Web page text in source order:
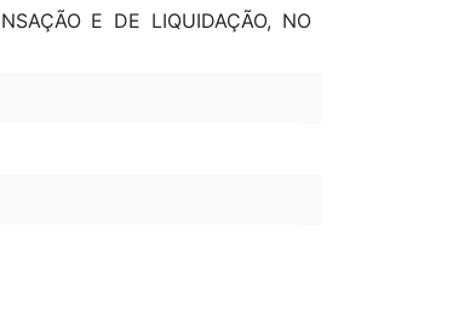
E DE LIQUIDAÇÃO, NO